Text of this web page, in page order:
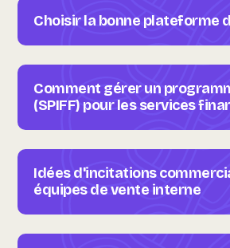
Choisir la bonne plateforme
Comment gérer un
(SPIFF) pour les services
Idées d'incitations
équipes de vente interne